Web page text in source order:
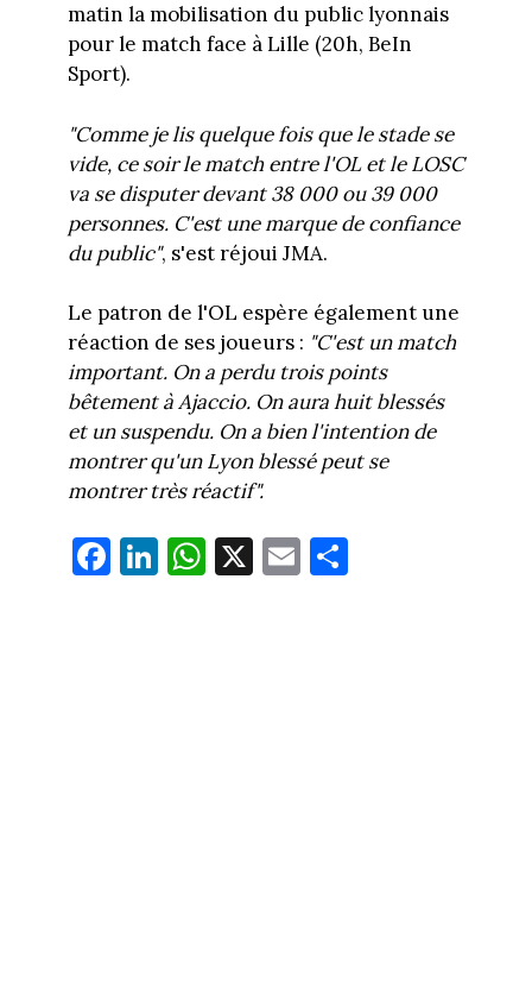
matin la mobilisation du public lyonnais
pour le match face à Lille (20h, BeIn
Sport).
"Comme je lis quelque fois que le stade se
vide, ce soir le match entre l'OL et le LOSC
va se disputer devant 38 000 ou 39 000
personnes. C'est une marque de confiance
du public", s'est réjoui JMA.
Le patron de l'OL espère également une
réaction de ses joueurs : "C'est un match
important. On a perdu trois points
bêtement à Ajaccio. On aura huit blessés
et un suspendu. On a bien l'intention de
montrer qu'un Lyon blessé peut se
montrer très réactif".
Fa
ce
Li
nk
W
ha
X E
m
Pa